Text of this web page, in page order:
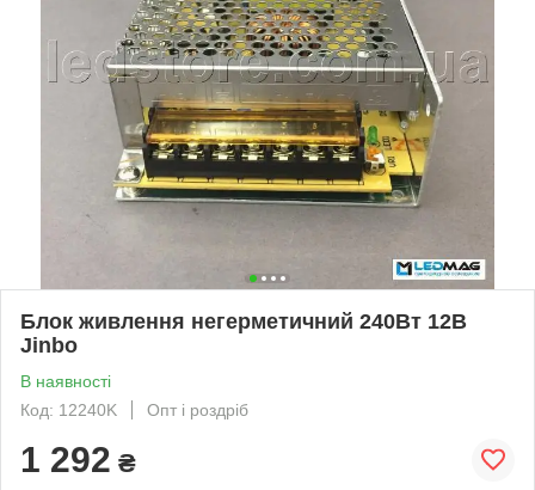
Блок живлення негерметичний 240Вт 12В
Jinbo
В наявності
Код: 12240K
Опт і роздріб
1 292 ₴